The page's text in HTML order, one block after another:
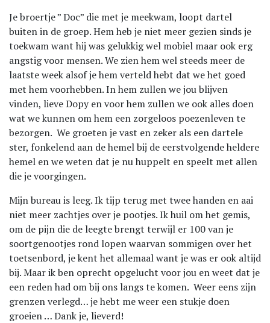
Je broertje ” Doc” die met je meekwam, loopt dartel
buiten in de groep. Hem heb je niet meer gezien sinds je
toekwam want hij was gelukkig wel mobiel maar ook erg
angstig voor mensen. We zien hem wel steeds meer de
laatste week alsof je hem verteld hebt dat we het goed
met hem voorhebben. In hem zullen we jou blijven
vinden, lieve Dopy en voor hem zullen we ook alles doen
wat we kunnen om hem een zorgeloos poezenleven te
bezorgen. We groeten je vast en zeker als een dartele
ster, fonkelend aan de hemel bij de eerstvolgende heldere
hemel en we weten dat je nu huppelt en speelt met allen
die je voorgingen.
Mijn bureau is leeg. Ik tijp terug met twee handen en aai
niet meer zachtjes over je pootjes. Ik huil om het gemis,
om de pijn die de leegte brengt terwijl er 100 van je
soortgenootjes rond lopen waarvan sommigen over het
toetsenbord, je kent het allemaal want je was er ook altijd
bij. Maar ik ben oprecht opgelucht voor jou en weet dat je
een reden had om bij ons langs te komen. Weer eens zijn
grenzen verlegd… je hebt me weer een stukje doen
groeien … Dank je, lieverd!